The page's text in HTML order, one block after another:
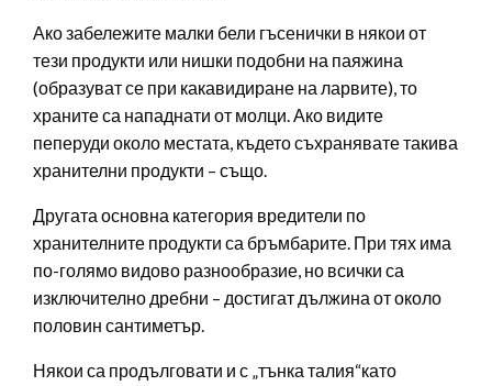
Ако забележите малки бели гъсенички в някои от
тези продукти или нишки подобни на паяжина
(образуват се при какавидиране на ларвите), то
храните са нападнати от молци. Ако видите
пеперуди около местата, където съхранявате такива
хранителни продукти – също.
Другата основна категория вредители по
хранителните продукти са бръмбарите. При тях има
по-голямо видово разнообразие, но всички са
изключително дребни – достигат дължина от около
половин сантиметър.
Някои са продълговати и с „тънка талия“като